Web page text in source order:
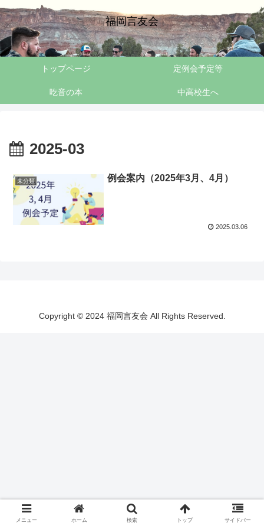
福岡言友会
トップページ 定例会予定等
吃音の本 中高校生へ
2025-03
未分類 例会案内（2025年3月、4月）
2025.03.06
Copyright © 2024 福岡言友会 All Rights Reserved.
メニュー ホーム 検索 トップ サイドバー